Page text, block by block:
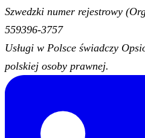
Szwedzki numer rejestrowy
559396-3757
Usługi w Polsce świadczy
polskiej osoby prawnej.